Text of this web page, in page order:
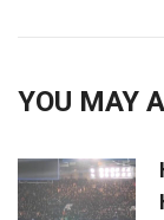
YOU MAY